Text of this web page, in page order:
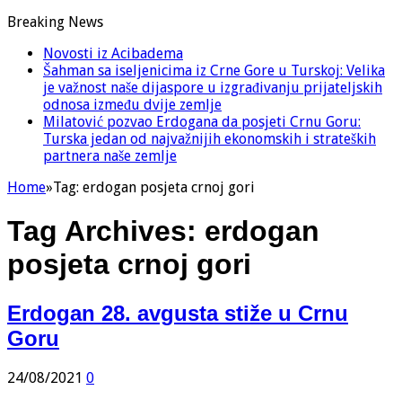
Breaking News
Novosti iz Acibadema
Šahman sa iseljenicima iz Crne Gore u Turskoj: Velika
je važnost naše dijaspore u izgrađivanju prijateljskih
odnosa između dvije zemlje
Milatović pozvao Erdogana da posjeti Crnu Goru:
Turska jedan od najvažnijih ekonomskih i strateških
partnera naše zemlje
Home»Tag: erdogan posjeta crnoj gori
Tag Archives: erdogan
posjeta crnoj gori
Erdogan 28. avgusta stiže u Crnu
Goru
24/08/2021 0